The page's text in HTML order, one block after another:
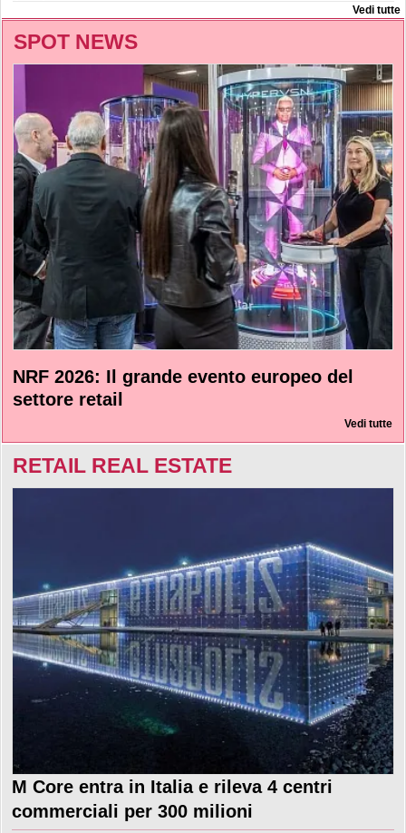
Vedi tutte
SPOT NEWS
NRF 2026: Il grande evento europeo del
settore retail
Vedi tutte
RETAIL REAL ESTATE
M Core entra in Italia e rileva 4 centri
commerciali per 300 milioni